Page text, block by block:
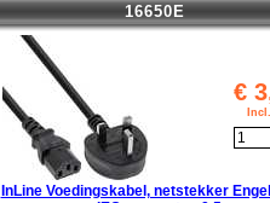
16650E
€
InLine Voedingskabel, netstekker